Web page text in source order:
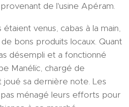
de l'usine Apéram.
venus, cabas à la main,
bons produits locaux. Quant
désempli et a fonctionné
Manélïc, chargé de
joué sa dernière note. Les
ménagé leurs efforts pour